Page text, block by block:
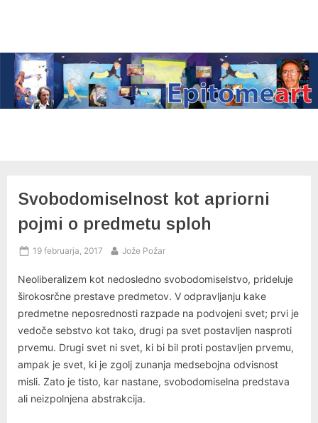
Svobodomiselnost kot apriorni
pojmi o predmetu sploh
Posted
19 februarja, 2017 By
Jože Požar
Neoliberalizem kot nedosledno svobodomiselstvo, prideluje
širokosrčne prestave predmetov. V odpravljanju kake
predmetne neposrednosti razpade na podvojeni svet; prvi je
vedoče sebstvo kot tako, drugi pa svet postavljen nasproti
prvemu. Drugi svet ni svet, ki bi bil proti postavljen prvemu,
ampak je svet, ki je zgolj zunanja medsebojna odvisnost
misli. Zato je tisto, kar nastane, svobodomiselna predstava
ali neizpolnjena abstrakcija.